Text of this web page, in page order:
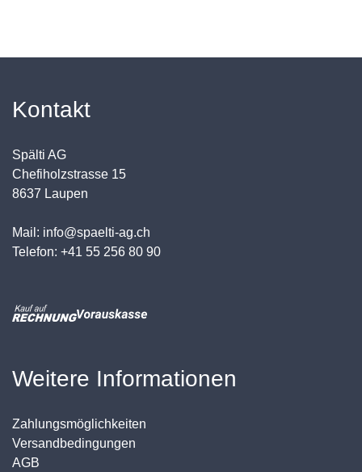
Kontakt
Spälti AG
Chefiholzstrasse 15
8637 Laupen
Mail: info@spaelti-ag.ch
Telefon: +41 55 256 80 90
Weitere Informationen
Zahlungsmöglichkeiten
Versandbedingungen
AGB